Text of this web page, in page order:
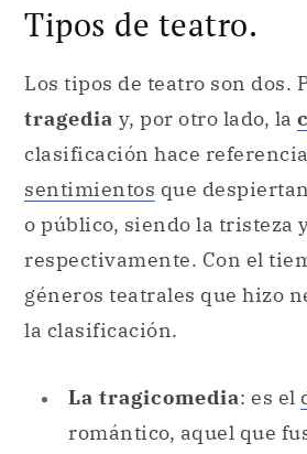
Tipos de teatro.
Los tipos de teatro son dos.
tragedia y, por otro lado, la
clasificación hace
sentimientos que
o público, siendo la tristeza
respectivamente. Con el
géneros teatrales que hizo
la clasificación.
La tragicomedia: es el
romántico, aquel que